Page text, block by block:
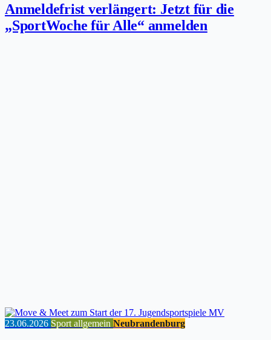
Anmeldefrist verlängert: Jetzt für die
„SportWoche für Alle“ anmelden
23.06.2026 Sport allgemein Neubrandenburg